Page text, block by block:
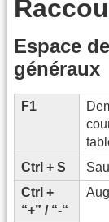
Espace
généraux
F1
Ctrl + S
Ctrl +
“+” / “-“